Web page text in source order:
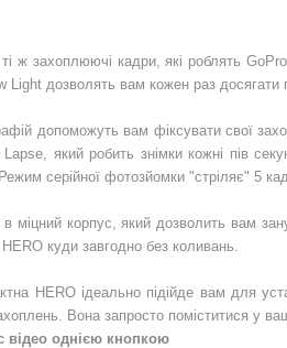
ж захоплюючі кадри, які роблять
дозволять вам кожен раз досягати
допоможуть вам фіксувати свої
який робить знімки кожні пів
серійної фотозйомки "стріляє" 5
міцний корпус, який дозволить вам
куди завгодно без коливань.
HERO ідеально підійде вам для
Вона запросто поміститися у
відео однією кнопкою